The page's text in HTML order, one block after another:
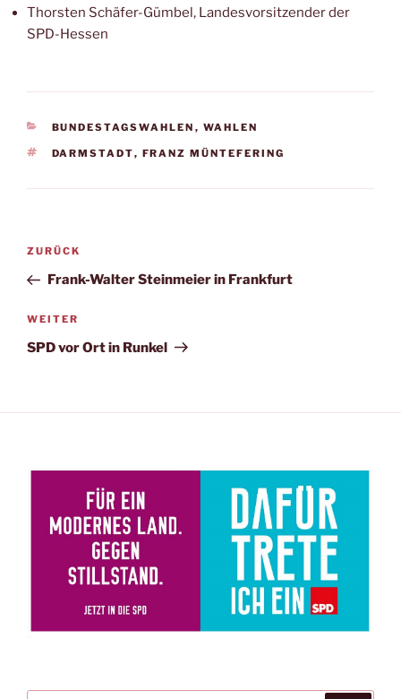
Thorsten Schäfer-Gümbel, Landesvorsitzender der
SPD-Hessen
KATEGORIEN
BUNDESTAGSWAHLEN , WAHLEN
SCHLAGWÖRTER
DARMSTADT, FRANZ MÜNTEFERING
Beitragsnavigation
Vorheriger
Beitrag
ZURÜCK
Frank-Walter Steinmeier in Frankfurt
Nächster
Beitrag
WEITER
SPD vor Ort in Runkel